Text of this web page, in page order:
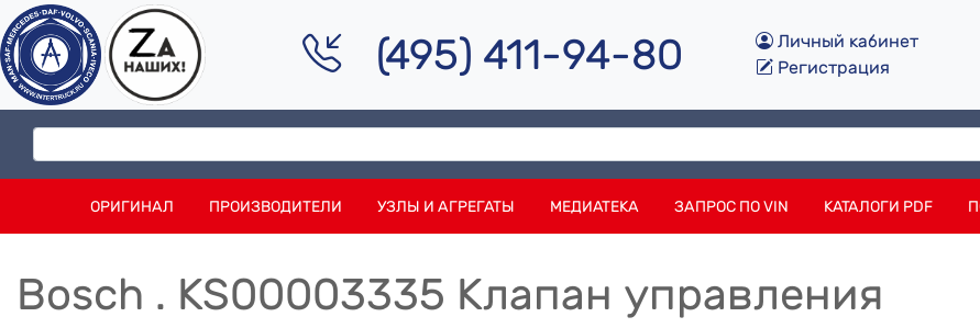
(495) 411-94-80
Личный кабинет
Регистрация
ОРИГИНАЛ ПРОИЗВОДИТЕЛИ УЗЛЫ И АГРЕГАТЫ МЕДИАТЕКА ЗАПРОС ПО VIN КАТАЛОГИ PDF
Bosch . KS00003335 Клапан управления